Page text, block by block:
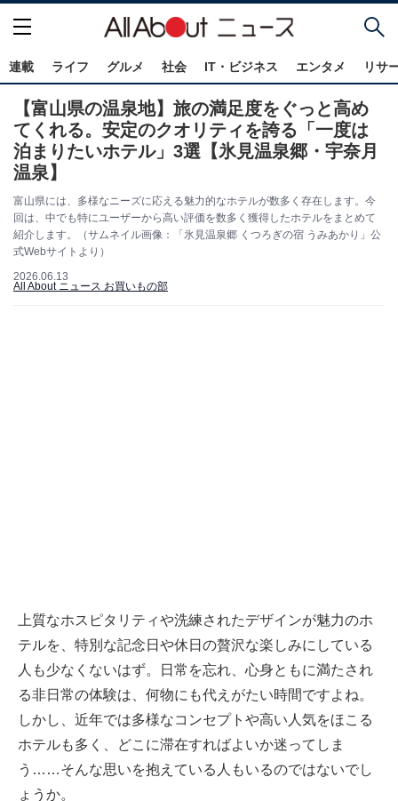
連載 ライフ グルメ 社会 IT・ビジネス エンタメ リサ
【富山県の温泉地】旅の満足度をぐっと高め
てくれる。安定のクオリティを誇る「一度は
泊まりたいホテル」3選【氷見温泉郷・宇奈月
温泉】
富山県には、多様なニーズに応える魅力的なホテルが数多く存在します。今
回は、中でも特にユーザーから高い評価を数多く獲得したホテルをまとめて
紹介します。（サムネイル画像：「氷見温泉郷 くつろぎの宿 うみあかり」公
式Webサイトより）
2026.06.13
All About ニュース お買いもの部
上質なホスピタリティや洗練されたデザインが魅力のホ
テルを、特別な記念日や休日の贅沢な楽しみにしている
人も少なくないはず。日常を忘れ、心身ともに満たされ
る非日常の体験は、何物にも代えがたい時間ですよね。
しかし、近年では多様なコンセプトや高い人気をほこる
ホテルも多く、どこに滞在すればよいか迷ってしま
う……そんな思いを抱えている人もいるのではないでし
ょうか。